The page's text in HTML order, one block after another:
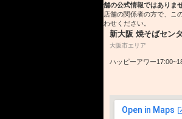
舗の公式情報ではありま
店舗の関係者の方で、こ
わせください。
新大阪 焼そばセン
大阪市エリア
ハッピーアワー